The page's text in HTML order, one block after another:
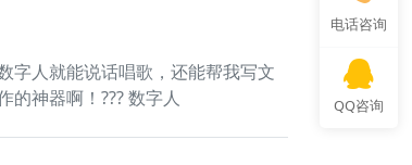
字人就能说话唱歌，还能帮我写文
神器啊！??? 数字人
电话咨询
QQ咨询